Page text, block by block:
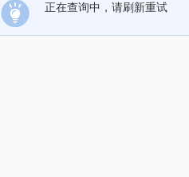
正在查询中，请刷新重试